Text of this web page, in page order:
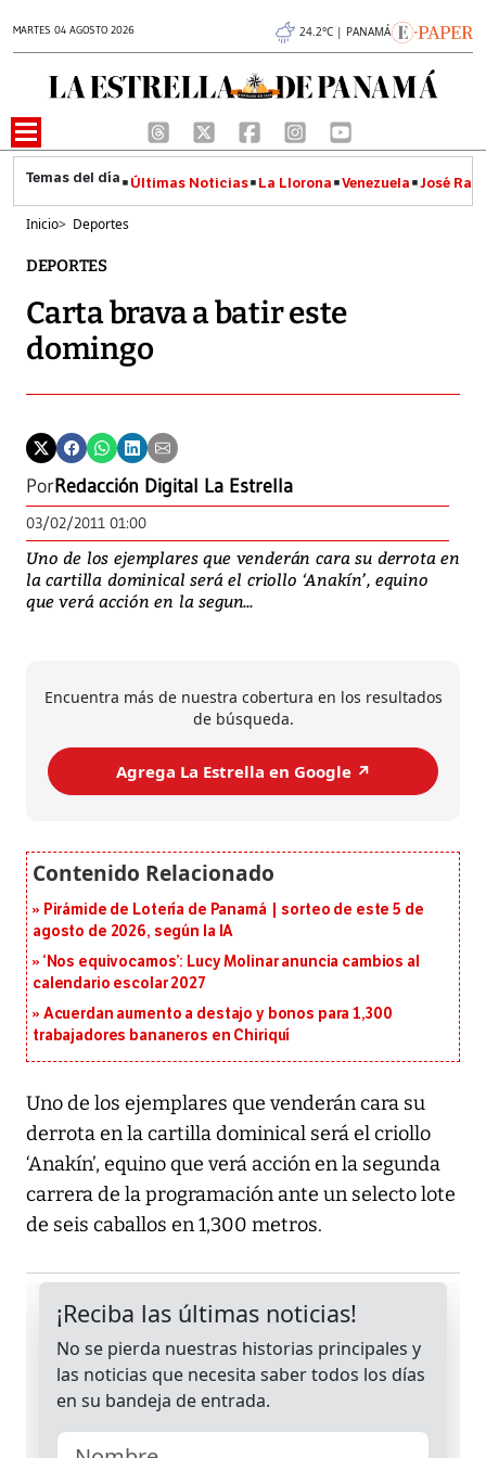
MARTES 04 AGOSTO 2026 24.2°C | PANAMÁ
Últimas Noticias La Llorona Venezuela José
Inicio> Deportes
DEPORTES
Carta brava a batir este
domingo
PorRedacción Digital La Estrella
03/02/2011 01:00
Uno de los ejemplares que venderán cara su derrota en
la cartilla dominical será el criollo ‘Anakín’, equino
que verá acción en la segun...
Encuentra más de nuestra cobertura en los resultados
de búsqueda.
Agrega La Estrella en Google ↗️
Pirámide de Lotería de Panamá | sorteo de este 5 de
agosto de 2026, según la IA
‘Nos equivocamos’: Lucy Molinar anuncia cambios al
calendario escolar 2027
Acuerdan aumento a destajo y bonos para 1,300
trabajadores bananeros en Chiriquí
Uno de los ejemplares que venderán cara su
derrota en la cartilla dominical será el criollo
‘Anakín’, equino que verá acción en la segunda
carrera de la programación ante un selecto lote
de seis caballos en 1,300 metros.